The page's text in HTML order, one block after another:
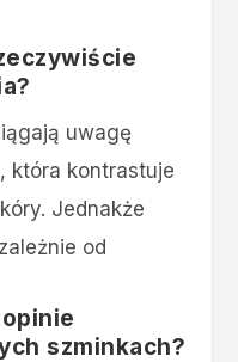
uwagę
która kontrastuje
Jednakże
od
szminkach?